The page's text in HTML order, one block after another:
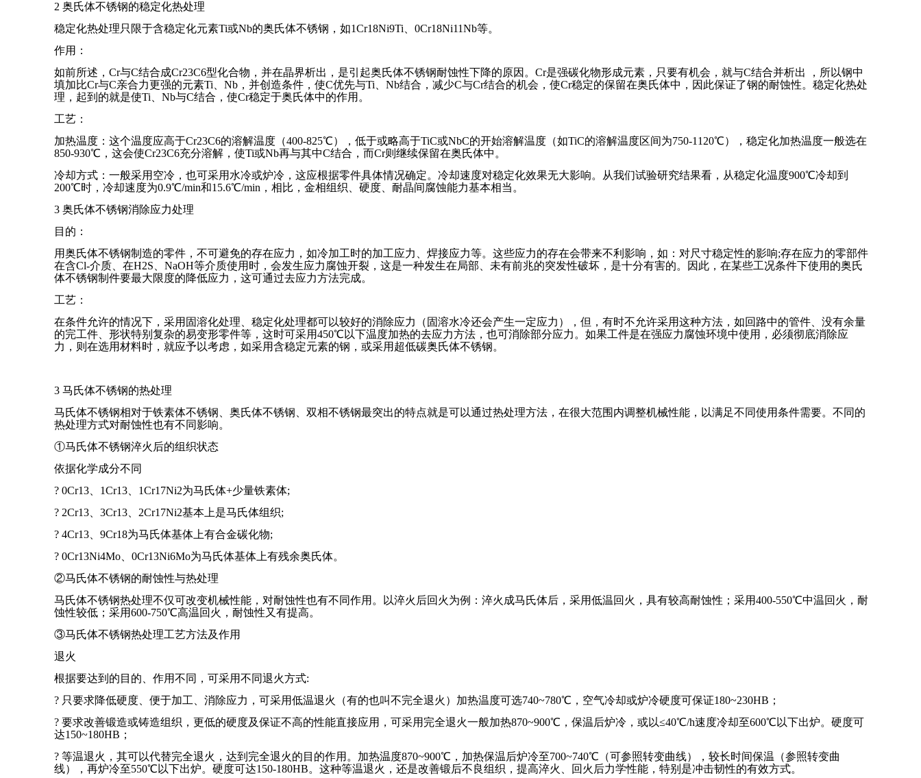
2 奥氏体不锈钢的稳定化热处理
稳定化热处理只限于含稳定化元素Ti或Nb的奥氏体不锈钢，如1Cr18Ni9Ti、0Cr18Ni11Nb等。
作用：
如前所述，Cr与C结合成Cr23C6型化合物，并在晶界析出，是引起奥氏体不锈钢耐蚀性下降的原因。Cr是强碳化物形成元素，只要有机会，就与C结合并析出 ，所以钢中
填加比Cr与C亲合力更强的元素Ti、Nb，并创造条件，使C优先与Ti、Nb结合，减少C与Cr结合的机会，使Cr稳定的保留在奥氏体中，因此保证了钢的耐蚀性。稳定化热处
理，起到的就是使Ti、Nb与C结合，使Cr稳定于奥氏体中的作用。
工艺：
加热温度：这个温度应高于Cr23C6的溶解温度（400-825℃），低于或略高于TiC或NbC的开始溶解温度（如TiC的溶解温度区间为750-1120℃），稳定化加热温度一般选在
850-930℃，这会使Cr23C6充分溶解，使Ti或Nb再与其中C结合，而Cr则继续保留在奥氏体中。
冷却方式：一般采用空冷，也可采用水冷或炉冷，这应根据零件具体情况确定。冷却速度对稳定化效果无大影响。从我们试验研究结果看，从稳定化温度900℃冷却到
200℃时，冷却速度为0.9℃/min和15.6℃/min，相比，金相组织、硬度、耐晶间腐蚀能力基本相当。
3 奥氏体不锈钢消除应力处理
目的：
用奥氏体不锈钢制造的零件，不可避免的存在应力，如冷加工时的加工应力、焊接应力等。这些应力的存在会带来不利影响，如：对尺寸稳定性的影响;存在应力的零部件
在含Cl-介质、在H2S、NaOH等介质使用时，会发生应力腐蚀开裂，这是一种发生在局部、未有前兆的突发性破坏，是十分有害的。因此，在某些工况条件下使用的奥氏
体不锈钢制件要最大限度的降低应力，这可通过去应力方法完成。
工艺：
在条件允许的情况下，采用固溶化处理、稳定化处理都可以较好的消除应力（固溶水冷还会产生一定应力），但，有时不允许采用这种方法，如回路中的管件、没有余量
的完工件、形状特别复杂的易变形零件等，这时可采用450℃以下温度加热的去应力方法，也可消除部分应力。如果工件是在强应力腐蚀环境中使用，必须彻底消除应
力，则在选用材料时，就应予以考虑，如采用含稳定元素的钢，或采用超低碳奥氏体不锈钢。
3 马氏体不锈钢的热处理
马氏体不锈钢相对于铁素体不锈钢、奥氏体不锈钢、双相不锈钢最突出的特点就是可以通过热处理方法，在很大范围内调整机械性能，以满足不同使用条件需要。不同的
热处理方式对耐蚀性也有不同影响。
①马氏体不锈钢淬火后的组织状态
依据化学成分不同
? 0Cr13、1Cr13、1Cr17Ni2为马氏体+少量铁素体;
? 2Cr13、3Cr13、2Cr17Ni2基本上是马氏体组织;
? 4Cr13、9Cr18为马氏体基体上有合金碳化物;
? 0Cr13Ni4Mo、0Cr13Ni6Mo为马氏体基体上有残余奥氏体。
②马氏体不锈钢的耐蚀性与热处理
马氏体不锈钢热处理不仅可改变机械性能，对耐蚀性也有不同作用。以淬火后回火为例：淬火成马氏体后，采用低温回火，具有较高耐蚀性；采用400-550℃中温回火，耐
蚀性较低；采用600-750℃高温回火，耐蚀性又有提高。
③马氏体不锈钢热处理工艺方法及作用
退火
根据要达到的目的、作用不同，可采用不同退火方式:
? 只要求降低硬度、便于加工、消除应力，可采用低温退火（有的也叫不完全退火）加热温度可选740~780℃，空气冷却或炉冷硬度可保证180~230HB；
? 要求改善锻造或铸造组织，更低的硬度及保证不高的性能直接应用，可采用完全退火一般加热870~900℃，保温后炉冷，或以≤40℃/h速度冷却至600℃以下出炉。硬度可
达150~180HB；
? 等温退火，其可以代替完全退火，达到完全退火的目的作用。加热温度870~900℃，加热保温后炉冷至700~740℃（可参照转变曲线），较长时间保温（参照转变曲
线），再炉冷至550℃以下出炉。硬度可达150-180HB。这种等温退火，还是改善锻后不良组织，提高淬火、回火后力学性能，特别是冲击韧性的有效方式。